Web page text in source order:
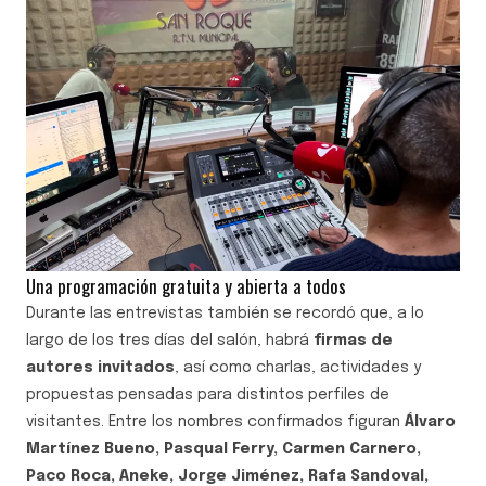
Una programación gratuita y abierta a todos
Durante las entrevistas también se recordó que, a lo
largo de los tres días del salón, habrá firmas de
autores invitados , así como charlas, actividades y
propuestas pensadas para distintos perfiles de
visitantes. Entre los nombres confirmados figuran Álvaro
Martínez Bueno, Pasqual Ferry, Carmen Carnero,
Paco Roca, Aneke, Jorge Jiménez, Rafa Sandoval,